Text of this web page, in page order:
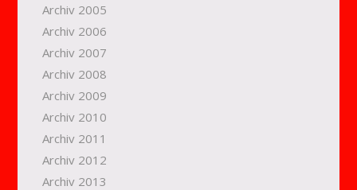
Archiv 2005
Archiv 2006
Archiv 2007
Archiv 2008
Archiv 2009
Archiv 2010
Archiv 2011
Archiv 2012
Archiv 2013